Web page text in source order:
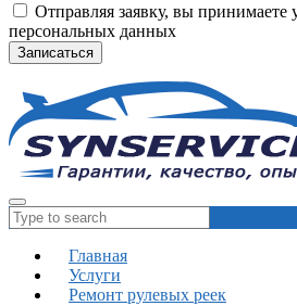
Отправляя заявку, вы принимаете
персональных данных
Записаться
Главная
Услуги
Ремонт рулевых реек